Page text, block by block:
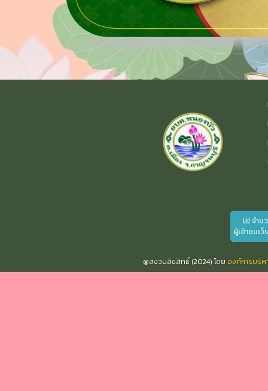
จำน
ผู้เข้าชมเว็
@สงวนลิขสิทธิ์ (2024) โดย องค์การบริ